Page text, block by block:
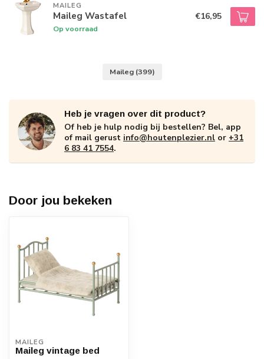
MAILEG
Maileg Wastafel
Op voorraad
€16,95
Maileg (399)
Heb je vragen over dit product?
Of heb je hulp nodig bij bestellen? Bel, app
of mail gerust info@houtenplezier.nl or +31
6 83 41 7554.
Door jou bekeken
MAILEG
Maileg vintage bed